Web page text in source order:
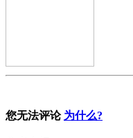
您无法评论 为什么?